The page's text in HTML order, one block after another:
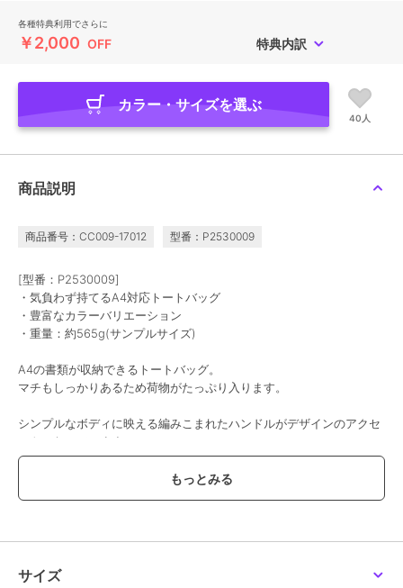
各種特典利用でさらに
￥2,000 OFF 特典内訳
カラー・サイズを選ぶ
40人
商品説明
商品番号：CC009-17012 型番：P2530009
[型番：P2530009]
・気負わず持てるA4対応トートバッグ
・豊富なカラーバリエーション
・重量：約565g(サンプルサイズ)
A4の書類が収納できるトートバッグ。
マチもしっかりあるため荷物がたっぷり入ります。
シンプルなボディに映える編みこまれたハンドルがデザインのアクセ
ントになっています。
裏地がなく一枚革で作られているためとても軽量。
ハンドルや内ポケットの取り付け方は、一枚革ならではの工夫がされ
ています。
色違いでいくつか持っておくのもおすすめです。
サイズ